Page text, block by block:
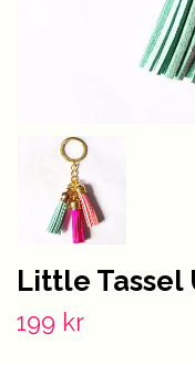
Little Tassel
199 kr